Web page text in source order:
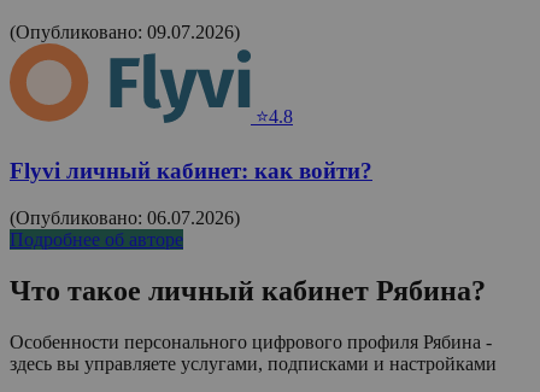
(Опубликовано: 09.07.2026)
⭐4.8
Flyvi личный кабинет: как войти?
(Опубликовано: 06.07.2026)
Подробнее об авторе
Что такое личный кабинет Рябина?
Особенности персонального цифрового профиля Рябина -
здесь вы управляете услугами, подписками и настройками